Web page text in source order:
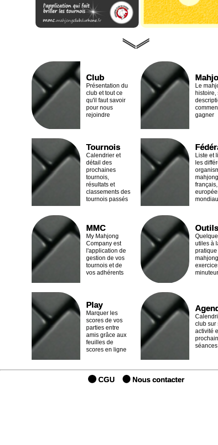
Club
Présentation du
club et tout ce
qu'il faut savoir
pour nous
rejoindre
Le
histoire,
gagner
Tournois
Calendrier et
détail des
prochaines
tournois,
résultats et
classements des
tournois passés
Liste et
les
mahjong
français,
MMC
My Mahjong
Company est
l'application de
gestion de vos
tournois et de
vos adhérents
Outils
utiles à
Play
Marquer les
scores de vos
parties entre
amis grâce aux
feuilles de
scores en ligne
club sur
activité
CGU Nous contacter